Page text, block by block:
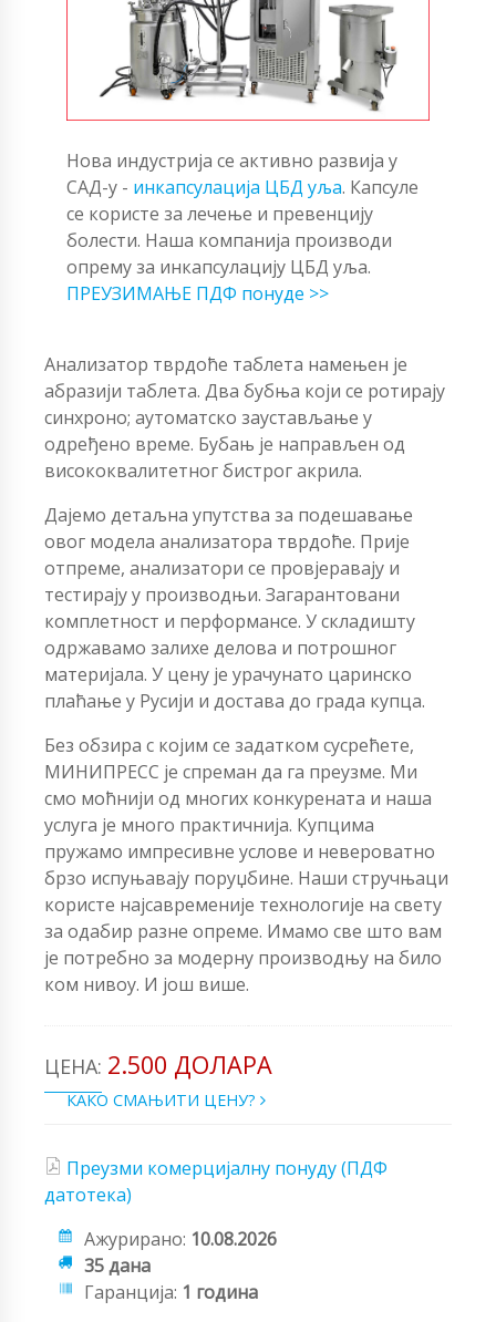
Нова индустрија се активно развија у
САД-у - инкапсулација ЦБД уља. Капсуле
се користе за лечење и превенцију
болести. Наша компанија производи
опрему за инкапсулацију ЦБД уља.
ПРЕУЗИМАЊЕ ПДФ понуде >>
Анализатор тврдоће таблета намењен је
абразији таблета. Два бубња који се ротирају
синхроно; аутоматско заустављање у
одређено време. Бубањ је направљен од
висококвалитетног бистрог акрила.
Дајемо детаљна упутства за подешавање
овог модела анализатора тврдоће. Прије
отпреме, анализатори се провјеравају и
тестирају у производњи. Загарантовани
комплетност и перформансе. У складишту
одржавамо залихе делова и потрошног
материјала. У цену је урачунато царинско
плаћање у Русији и достава до града купца.
Без обзира с којим се задатком сусрећете,
МИНИПРЕСС је спреман да га преузме. Ми
смо моћнији од многих конкурената и наша
услуга је много практичнија. Купцима
пружамо импресивне услове и невероватно
брзо испуњавају поруџбине. Наши стручњаци
користе најсавременије технологије на свету
за одабир разне опреме. Имамо све што вам
је потребно за модерну производњу на било
ком нивоу. И још више.
ЦЕНА: 2.500 ДОЛАРА
КАКО СМАЊИТИ ЦЕНУ?
Преузми комерцијалну понуду (ПДФ
датотека)
Ажурирано: 10.08.2026
35 дана
Гаранција: 1 година